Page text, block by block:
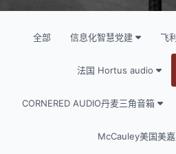
全部 信息化智慧党建 飞
法国 Hortus audio
CORNERED AUDIO丹麦三角音箱
McCauley美国美